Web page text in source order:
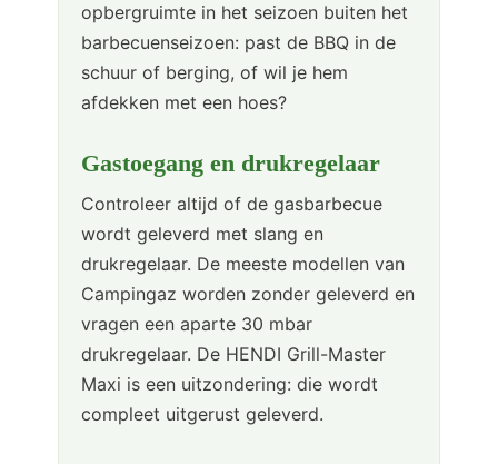
opbergruimte in het seizoen buiten het
barbecuenseizoen: past de BBQ in de
schuur of berging, of wil je hem
afdekken met een hoes?
Gastoegang en drukregelaar
Controleer altijd of de gasbarbecue
wordt geleverd met slang en
drukregelaar. De meeste modellen van
Campingaz worden zonder geleverd en
vragen een aparte 30 mbar
drukregelaar. De HENDI Grill-Master
Maxi is een uitzondering: die wordt
compleet uitgerust geleverd.